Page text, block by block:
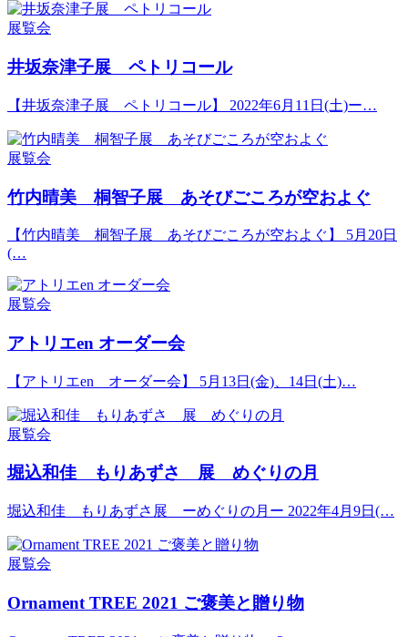
展覧会
井坂奈津子展 ペトリコール
【井坂奈津子展 ペトリコール】 2022年6月11日(土)ー…
展覧会
竹内晴美 桐智子展 あそびごころが空およぐ
【竹内晴美 桐智子展 あそびごころが空およぐ】 5月20日
(…
展覧会
アトリエen オーダー会
【アトリエen オーダー会】 5月13日(金)、14日(土)…
展覧会
堀込和佳 もりあずさ 展 めぐりの月
堀込和佳 もりあずさ展 ーめぐりの月ー 2022年4月9日(…
展覧会
Ornament TREE 2021 ご褒美と贈り物